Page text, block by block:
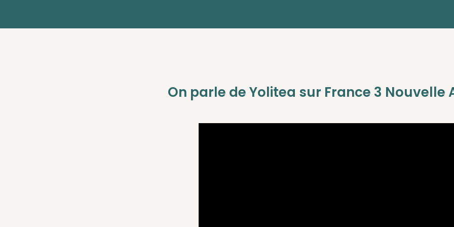
On parle de Yolitea sur France 3 Nouvelle